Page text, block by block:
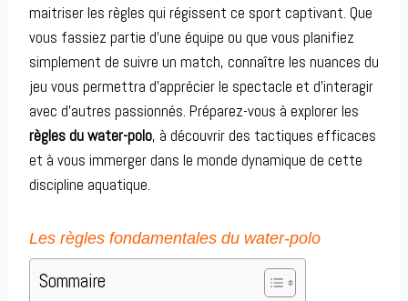
maitriser les règles qui régissent ce sport captivant. Que
vous fassiez partie d’une équipe ou que vous planifiez
simplement de suivre un match, connaître les nuances du
jeu vous permettra d’apprécier le spectacle et d’interagir
avec d’autres passionnés. Préparez-vous à explorer les
règles du water-polo, à découvrir des tactiques efficaces
et à vous immerger dans le monde dynamique de cette
discipline aquatique.
Les règles fondamentales du water-polo
Sommaire